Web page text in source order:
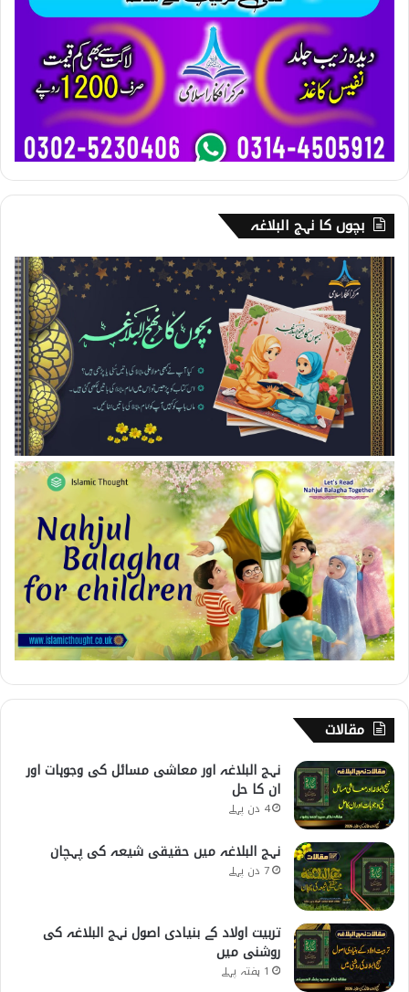
بچوں کا نہج البلاغہ
مقالات
نہج البلاغہ اور معاشی مسائل کی وجوہات اور
ان کا حل
4 دن پہلے
نہج البلاغہ میں حقیقی شیعہ کی پہچان
7 دن پہلے
تربیت اولاد کے بنیادی اصول نہج البلاغہ کی
روشنی میں
1 ہفتہ پہلے